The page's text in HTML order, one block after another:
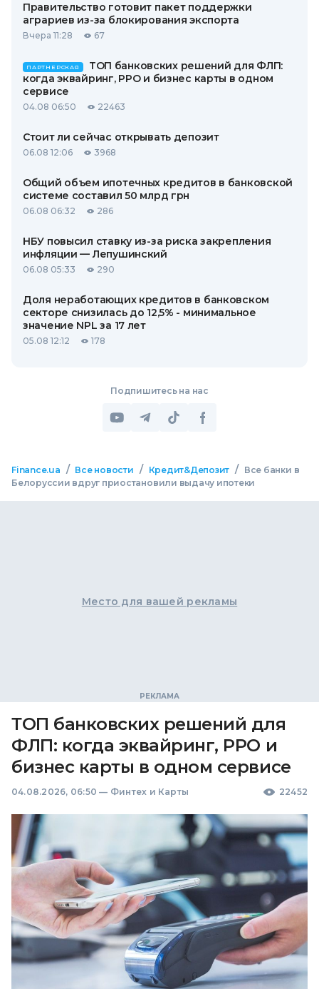
Правительство готовит пакет поддержки
аграриев из-за блокирования экспорта
Вчера 11:28 67
ПАРТНЕРСКАЯ
ТОП банковских решений для ФЛП:
когда эквайринг, РРО и бизнес карты в одном
сервисе
04.08 06:50 22463
Стоит ли сейчас открывать депозит
06.08 12:06 3968
Общий объем ипотечных кредитов в банковской
системе составил 50 млрд грн
06.08 06:32 286
НБУ повысил ставку из-за риска закрепления
инфляции — Лепушинский
06.08 05:33 290
Доля неработающих кредитов в банковском
секторе снизилась до 12,5% - минимальное
значение NPL за 17 лет
05.08 12:12 178
Подпишитесь на нас
Finance.ua / Все новости / Кредит&Депозит /
Все банки в
Белоруссии вдруг приостановили выдачу ипотеки
Место для вашей рекламы
ТОП банковских решений для
ФЛП: когда эквайринг, РРО и
бизнес карты в одном сервисе
04.08.2026, 06:50 — Финтех и Карты 22452